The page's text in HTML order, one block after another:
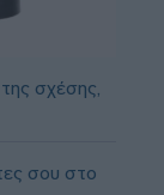
σχέσης,
σου στο